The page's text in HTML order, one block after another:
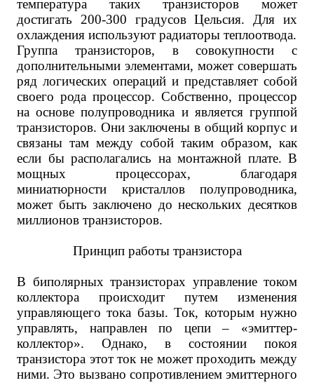
температура таких транзисторов может
достигать 200-300 градусов Цельсия. Для их
охлаждения используют радиаторы теплоотвода.
Группа транзисторов, в совокупности с
дополнительными элементами, может совершать
ряд логических операций и представляет собой
своего рода процессор. Собственно, процессор
на основе полупроводника и является группой
транзисторов. Они заключены в общий корпус и
связаны там между собой таким образом, как
если бы располагались на монтажной плате. В
мощных процессорах, благодаря
миниатюрности кристаллов полупроводника,
может быть заключено до нескольких десятков
миллионов транзисторов.
Принцип работы транзистора
В биполярных транзисторах управление током
коллектора происходит путем изменения
управляющего тока базы. Ток, которым нужно
управлять, направлен по цепи – «эмиттер-
коллектор». Однако, в состоянии покоя
транзистора этот ток не может проходить между
ними. Это вызвано сопротивлением эмиттерного